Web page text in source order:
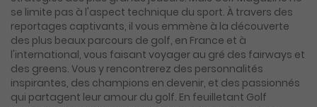
se limite pas à l'aspect technique du sport. À travers des
reportages captivants, il vous emmène à la découverte
des plus beaux parcours de golf, en France et à
l'international, vous faisant voyager au gré des fairways et
des greens. Vous y rencontrerez des personnalités
inspirantes, des champions en devenir, et des passionnés
qui partagent leur amour du golf. En feuilletant Golf